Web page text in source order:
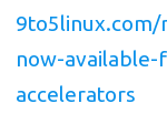
now-
accelerators